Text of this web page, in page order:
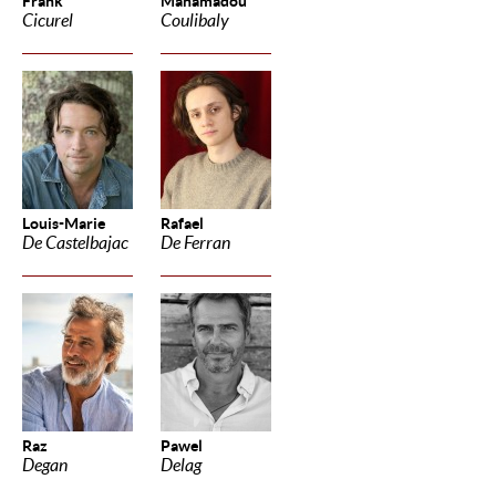
Cicurel Coulibaly
Louis-Marie
De Castelbajac
Rafael
De Ferran
Raz
Degan
Pawel
Delag